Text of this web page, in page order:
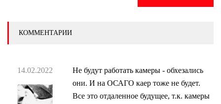
КОММЕНТАРИИ
14.02.2022
Не будут работать камеры - обхезались
они. И на ОСАГО каер тоже не будет.
Все это отдаленное будущее, т.к. камеры